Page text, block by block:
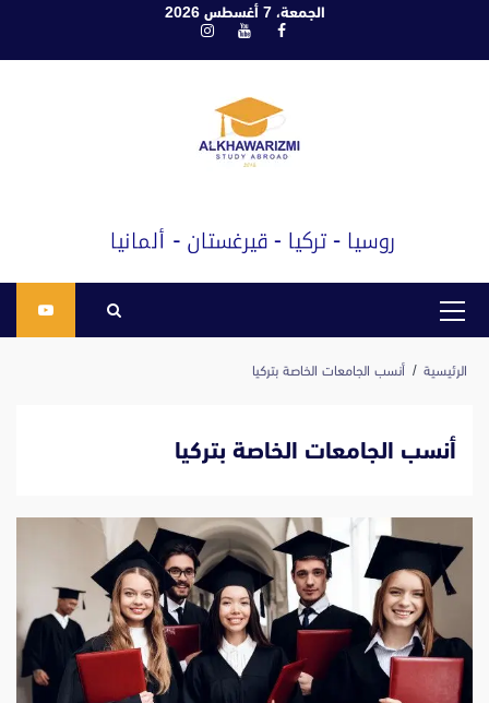
الجمعة، 7 أغسطس 2026
فيسبوكيوتيوبانستغرام
القائمة
الرئيسية أنسب الجامعات الخاصة بتركيا
أنسب الجامعات الخاصة بتركيا